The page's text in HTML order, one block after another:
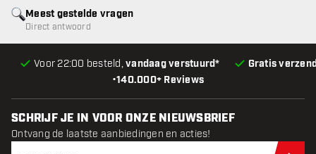
•140.000+ Reviews
Voor 22:00 besteld,vandaag verstuurd* Gratis
Meest gestelde vragen
Direct antwoord
SCHRIJF JE IN VOOR ONZE NIEUWSBRIEF
Ontvang de laatste aanbiedingen en acties!